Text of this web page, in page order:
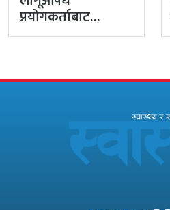
प्रयोगकर्ताबाट
सीसीएम उपाध्यक्ष
अध्यक्ष…